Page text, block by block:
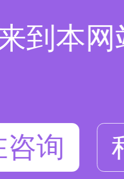
到本
询